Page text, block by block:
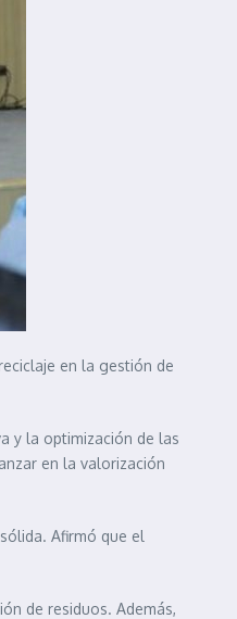
en la gestión de
y la optimización de las
en la valorización
Afirmó que el
de residuos. Además,